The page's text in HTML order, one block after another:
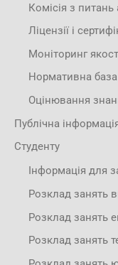
Комісія з питань
Ліцензії і
Моніторинг
Нормативна база
Оцінювання
Публічна
Студенту
Інформація для
Розклад занять
Розклад занять
Розклад занять